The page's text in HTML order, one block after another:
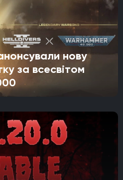
нову
за всесвітом